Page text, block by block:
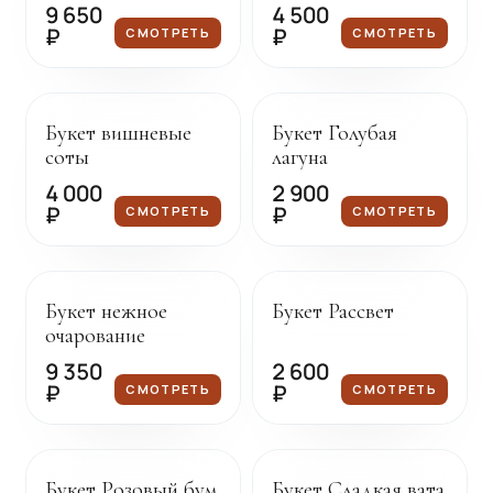
9 650
₽ СМОТРЕТЬ
4 500
₽ СМОТРЕТЬ
Букет вишневые
соты
4 000
₽ СМОТРЕТЬ
Букет Голубая
лагуна
2 900
₽ СМОТРЕТЬ
Букет нежное
очарование
9 350
₽ СМОТРЕТЬ
Букет Рассвет
2 600
₽ СМОТРЕТЬ